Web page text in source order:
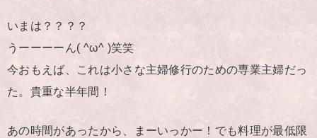
いまは？？？？
うーーーーん( ^ω^ )笑笑
今おもえば、これは小さな主婦修行のための専業主婦だっ
た。貴重な半年間！
あの時間があったから、まーいっかー！でも料理が最低限